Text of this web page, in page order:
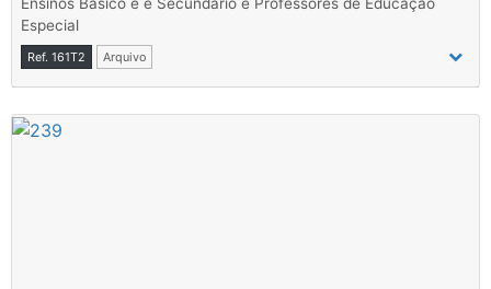
Ensinos Básico e e Secundário e Professores de Educação
Especial
Ref. 161T2 Arquivo